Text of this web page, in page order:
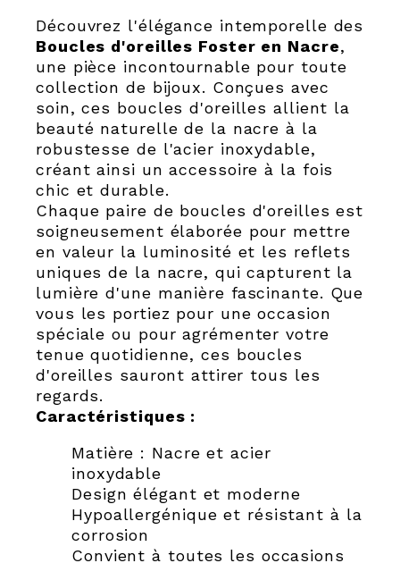
Découvrez l'élégance intemporelle des
Boucles d'oreilles Foster en Nacre,
une pièce incontournable pour toute
collection de bijoux. Conçues avec
soin, ces boucles d'oreilles allient la
beauté naturelle de la nacre à la
robustesse de l'acier inoxydable,
créant ainsi un accessoire à la fois
chic et durable.
Chaque paire de boucles d'oreilles est
soigneusement élaborée pour mettre
en valeur la luminosité et les reflets
uniques de la nacre, qui capturent la
lumière d'une manière fascinante. Que
vous les portiez pour une occasion
spéciale ou pour agrémenter votre
tenue quotidienne, ces boucles
d'oreilles sauront attirer tous les
regards.
Caractéristiques :
Matière : Nacre et acier
inoxydable
Design élégant et moderne
Hypoallergénique et résistant à la
corrosion
Convient à toutes les occasions